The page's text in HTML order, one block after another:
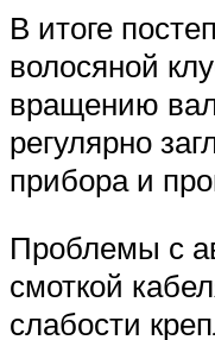
В итоге
волосяной
вращению
регулярно
прибора и
Проблемы с
смоткой
слабости